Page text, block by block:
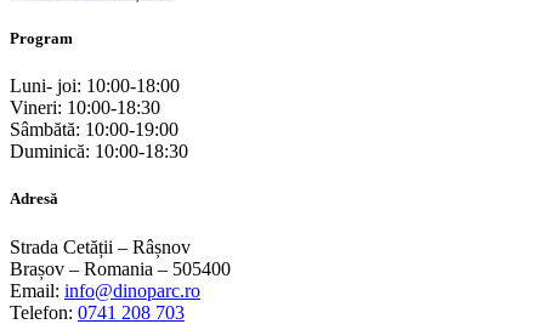
Program
Luni- joi: 10:00-18:00
Vineri: 10:00-18:30
Sâmbătă: 10:00-19:00
Duminică: 10:00-18:30
Adresă
Strada Cetății – Râșnov
Brașov – Romania – 505400
Email: info@dinoparc.ro
Telefon: 0741 208 703